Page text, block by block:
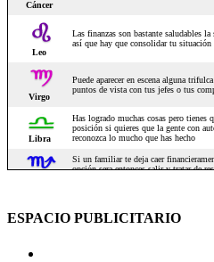
ESPACIO PUBLICITARIO